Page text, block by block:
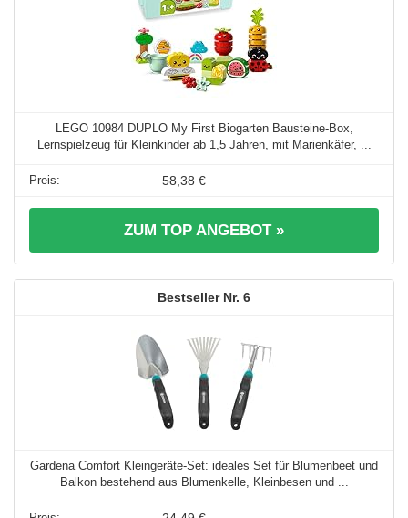
LEGO 10984 DUPLO My First Biogarten Bausteine-Box,
Lernspielzeug für Kleinkinder ab 1,5 Jahren, mit Marienkäfer, ...
58,38 €
ZUM TOP ANGEBOT »
6
Gardena Comfort Kleingeräte-Set: ideales Set für Blumenbeet und
Balkon bestehend aus Blumenkelle, Kleinbesen und ...